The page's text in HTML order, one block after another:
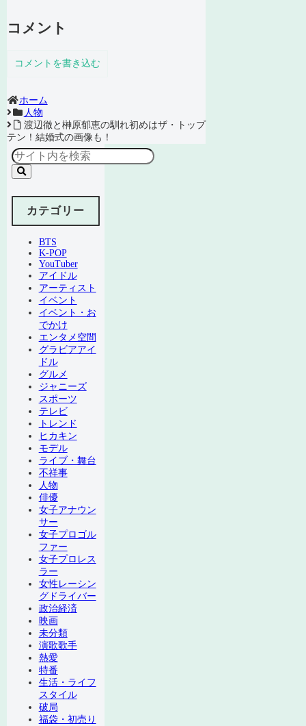
コメント
コメントを書き込む
ホーム
人物
渡辺徹と榊原郁恵の馴れ初めはザ・トップ
テン！結婚式の画像も！
カテゴリー
BTS
K-POP
YouTuber
アイドル
アーティスト
イベント
イベント・お
でかけ
エンタメ空間
グラビアアイ
ドル
グルメ
ジャニーズ
スポーツ
テレビ
トレンド
ヒカキン
モデル
ライブ・舞台
不祥事
人物
俳優
女子アナウン
サー
女子プロゴル
ファー
女子プロレス
ラー
女性レーシン
グドライバー
政治経済
映画
未分類
演歌歌手
熱愛
特番
生活・ライフ
スタイル
破局
福袋・初売り